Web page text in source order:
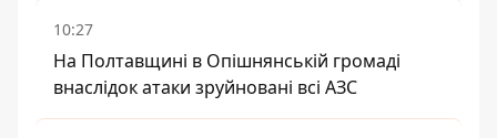
10:27
На Полтавщині в Опішнянській громаді
внаслідок атаки зруйновані всі АЗС